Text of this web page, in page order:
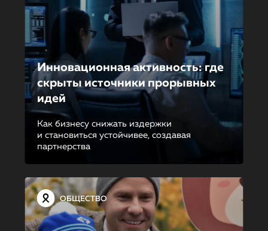
Инновационная активность: где
скрыты источники прорывных
идей
Как бизнесу снижать издержки
и становиться устойчивее, создавая
партнерства
ОБЩЕСТВО